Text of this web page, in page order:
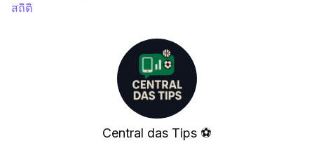
สถิติ
Central das Tips ⚽️